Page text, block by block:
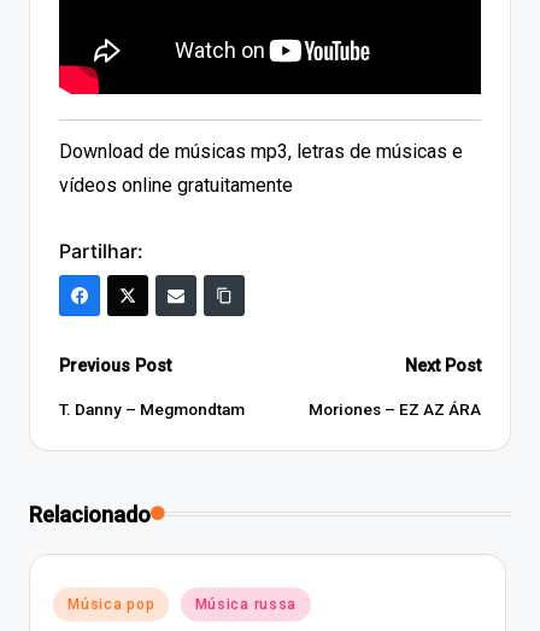
Download de músicas mp3, letras de músicas e
vídeos online gratuitamente
Partilhar:
Post
navigation
Previous Post
T. Danny – Megmondtam
Next Post
Moriones – EZ AZ ÁRA
Relacionado
Posted
in
Música pop Música russa